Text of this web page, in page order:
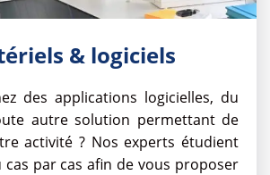
& logiciels
des applications logicielles, du
autre solution permettant de
activité ? Nos experts étudient
cas par cas afin de vous proposer